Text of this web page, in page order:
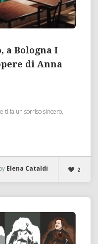
a Bologna I
di Anna
ti fa un sorriso sincero,
2
Elena Cataldi